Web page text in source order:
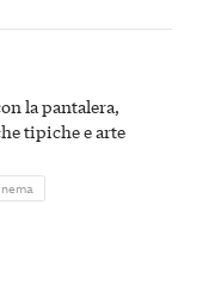
la pantalera,
tipiche e arte